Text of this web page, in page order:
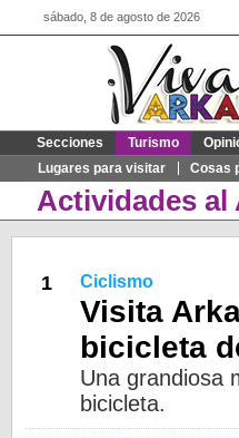
sábado, 8 de agosto de 2026
Secciones
Turismo
Lugares para visitar
Cosas
Actividades al
1 Ciclismo
Visita
bicicleta
Una grandiosa
bicicleta.